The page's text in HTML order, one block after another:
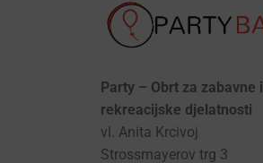
Party – Obrt za zabavne i
rekreacijske djelatnosti
vl. Anita Krcivoj
Strossmayerov trg 3